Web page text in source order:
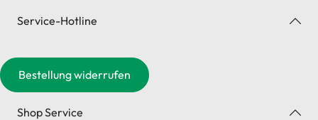
Service-Hotline
Bestellung widerrufen
Shop Service